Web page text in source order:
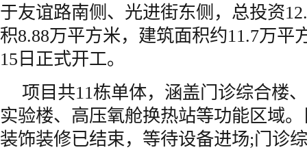
于友谊路南侧、光进街东侧，总投资
积8.88万平方米，建筑面积约11.7万平
15日正式开工。
项目共11栋单体，涵盖门诊综合楼
实验楼、高压氧舱换热站等功能区域
装饰装修已结束，等待设备进场;门诊